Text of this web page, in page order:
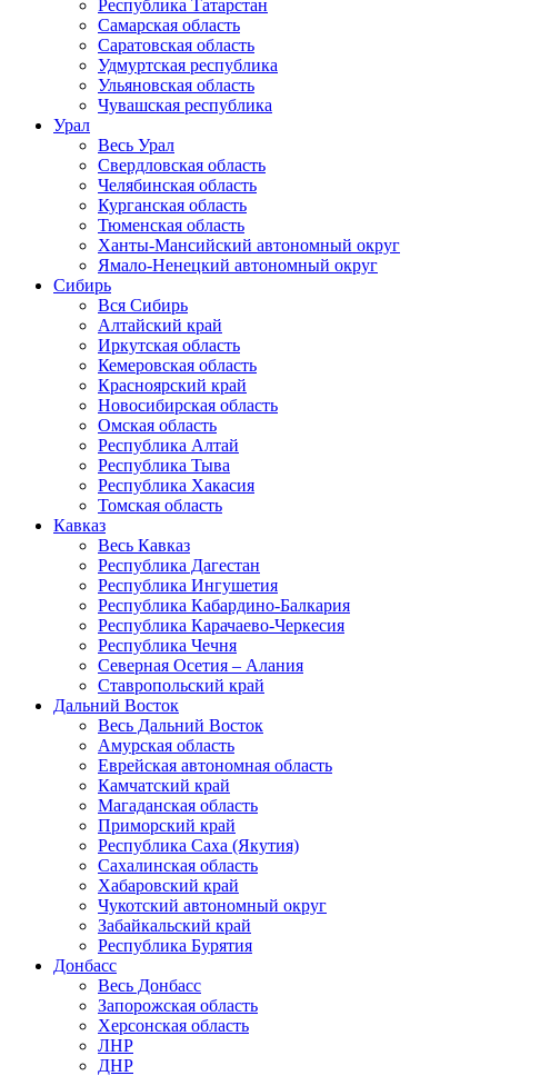
Республика Татарстан
Самарская область
Саратовская область
Удмуртская республика
Ульяновская область
Чувашская республика
Урал
Весь Урал
Свердловская область
Челябинская область
Курганская область
Тюменская область
Ханты-Мансийский автономный округ
Ямало-Ненецкий автономный округ
Сибирь
Вся Сибирь
Алтайский край
Иркутская область
Кемеровская область
Красноярский край
Новосибирская область
Омская область
Республика Алтай
Республика Тыва
Республика Хакасия
Томская область
Кавказ
Весь Кавказ
Республика Дагестан
Республика Ингушетия
Республика Кабардино-Балкария
Республика Карачаево-Черкесия
Республика Чечня
Северная Осетия – Алания
Ставропольский край
Дальний Восток
Весь Дальний Восток
Амурская область
Еврейская автономная область
Камчатский край
Магаданская область
Приморский край
Республика Саха (Якутия)
Сахалинская область
Хабаровский край
Чукотский автономный округ
Забайкальский край
Республика Бурятия
Донбасс
Весь Донбасс
Запорожская область
Херсонская область
ЛНР
ДНР